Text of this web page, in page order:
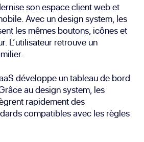
son espace client web et
Avec un design system, les
les mêmes boutons, icônes et
L’utilisateur retrouve un
développe un tableau de bord
au design system, les
rapidement des
compatibles avec les règles